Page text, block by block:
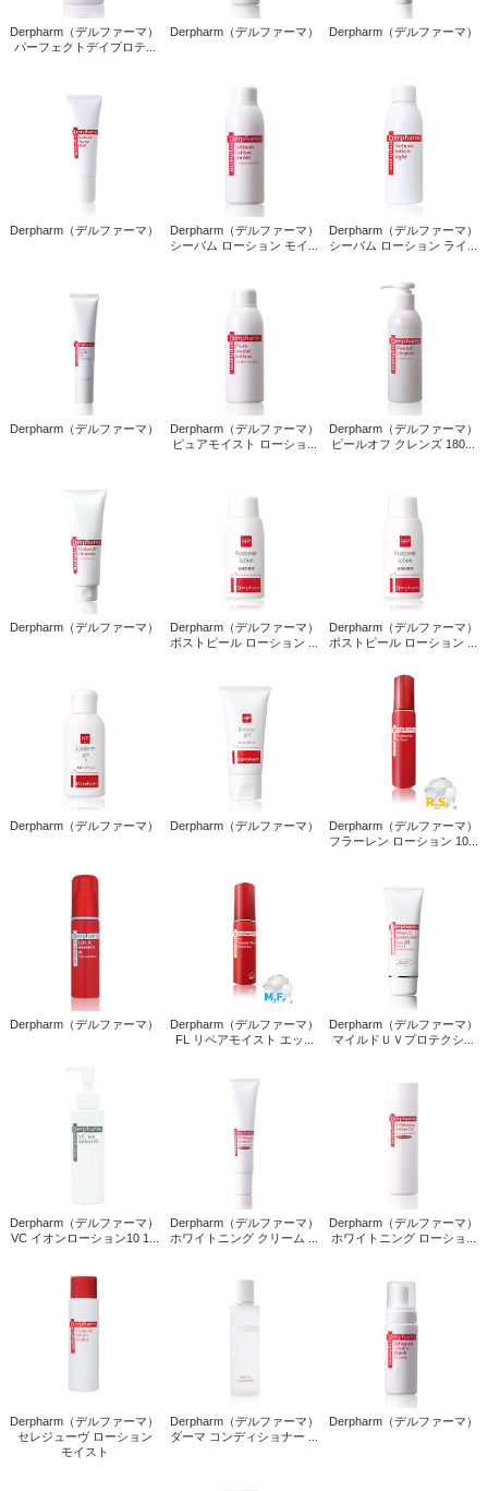
Derpharm（デルファーマ）
パーフェクトデイプロテ...
Derpharm（デルファーマ） Derpharm（デルファーマ）
Derpharm（デルファーマ）
Derpharm（デルファーマ）
シーバム ローション モイ...
Derpharm（デルファーマ）
シーバム ローション ライ...
Derpharm（デルファーマ）
Derpharm（デルファーマ）
ピュアモイスト ローショ...
Derpharm（デルファーマ）
ピールオフ クレンズ 180...
Derpharm（デルファーマ）
Derpharm（デルファーマ）
ポストピール ローション ...
Derpharm（デルファーマ）
ポストピール ローション ...
Derpharm（デルファーマ） Derpharm（デルファーマ）
Derpharm（デルファーマ）
フラーレン ローション 10...
Derpharm（デルファーマ）
Derpharm（デルファーマ）
FL リペアモイスト エッ...
Derpharm（デルファーマ）
マイルドＵＶプロテクシ...
Derpharm（デルファーマ）
VC イオンローション10 1...
Derpharm（デルファーマ）
ホワイトニング クリーム ...
Derpharm（デルファーマ）
ホワイトニング ローショ...
Derpharm（デルファーマ）
セレジューヴ ローション
モイスト
Derpharm（デルファーマ）
ダーマ コンディショナー ...
Derpharm（デルファーマ）